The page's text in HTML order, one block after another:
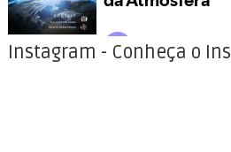
Instagram - Conheça o